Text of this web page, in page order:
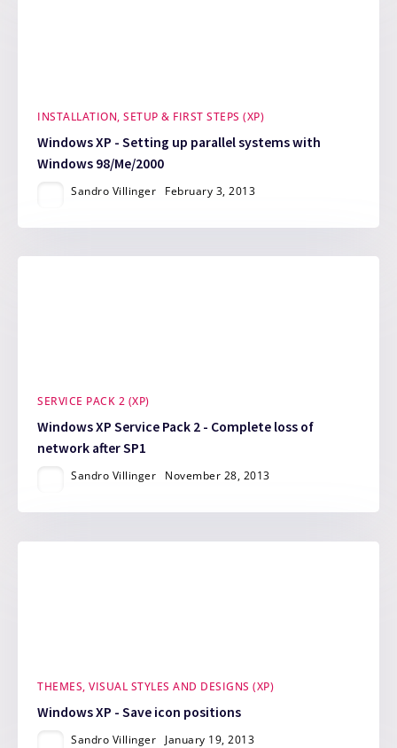
INSTALLATION, SETUP & FIRST STEPS (XP)
Windows XP - Setting up parallel systems with
Windows 98/Me/2000
Sandro Villinger February 3, 2013
SERVICE PACK 2 (XP)
Windows XP Service Pack 2 - Complete loss of
network after SP1
Sandro Villinger November 28, 2013
THEMES, VISUAL STYLES AND DESIGNS (XP)
Windows XP - Save icon positions
Sandro Villinger January 19, 2013